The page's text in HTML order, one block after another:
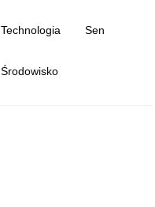
Technologia Sen
Środowisko